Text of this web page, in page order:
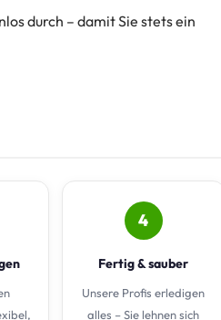
durch – damit Sie stets ein
4
Fertig & sauber
Unsere Profis erledigen
alles – Sie lehnen sich